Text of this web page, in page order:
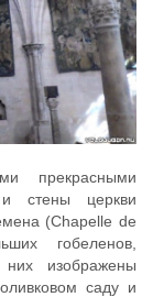
прекрасными
стены церкви
(Chapelle de
гобеленов,
изображены
саду и